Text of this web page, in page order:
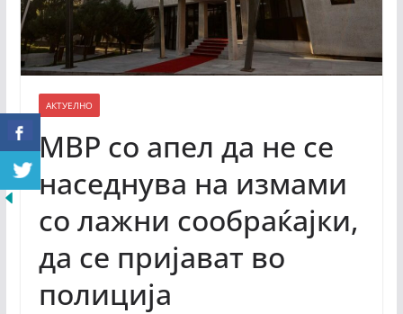
АКТУЕЛНО
МВР со апел да не се
наседнува на измами
со лажни сообраќајки,
да се пријават во
полиција